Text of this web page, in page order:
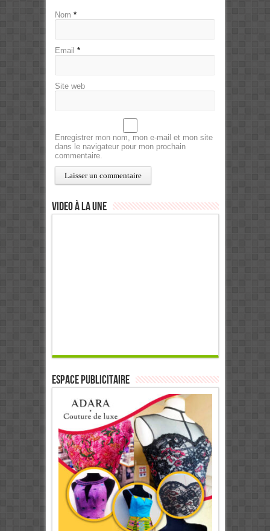
Nom *
Email *
Site web
Enregistrer mon nom, mon e-mail et mon site
dans le navigateur pour mon prochain
commentaire.
Video à la Une
ESPACE PUBLICITAIRE